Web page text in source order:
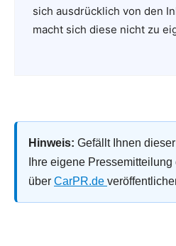
sich ausdrücklich von den
macht sich diese nicht zu
Hinweis: Gefällt Ihnen
Ihre eigene
über CarPR.de